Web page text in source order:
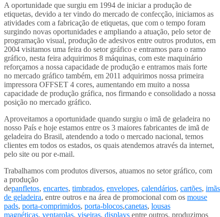
A oportunidade que surgiu em 1994 de iniciar a produção de
etiquetas, devido a ter vindo do mercado de confecção, iniciamos as
atividades com a fabricação de etiquetas, que com o tempo foram
surgindo novas oportunidades e ampliando a atuação, pelo setor de
programação visual, produção de adesivos entre outros produtos, em
2004 visitamos uma feira do setor gráfico e entramos para o ramo
gráfico, nesta feira adquirimos 8 máquinas, com este maquinário
reforçamos a nossa capacidade de produção e entramos mais forte
no mercado gráfico também, em 2011 adquirimos nossa primeira
impressora OFFSET 4 cores, aumentando em muito a nossa
capacidade de produção gráfica, nos firmando e consolidado a nossa
posição no mercado gráfico.
Aproveitamos a oportunidade quando surgiu o imã de geladeira no
nosso País e hoje estamos entre os 3 maiores fabricantes de imã de
geladeira do Brasil, atendendo a todo o mercado nacional, temos
clientes em todos os estados, os quais atendemos através da internet,
pelo site ou por e-mail.
Trabalhamos com produtos diversos, atuamos no setor gráfico, com
a produção
depanfletos, encartes, timbrados, envelopes, calendários, cartões, imãs
de geladeira, entre outros e na área de promocional com os mouse
pads, porta-comprimidos, porta-blocos,canetas, lousas
magnéticas, ventarolas, viseiras, displays entre outros, produzimos